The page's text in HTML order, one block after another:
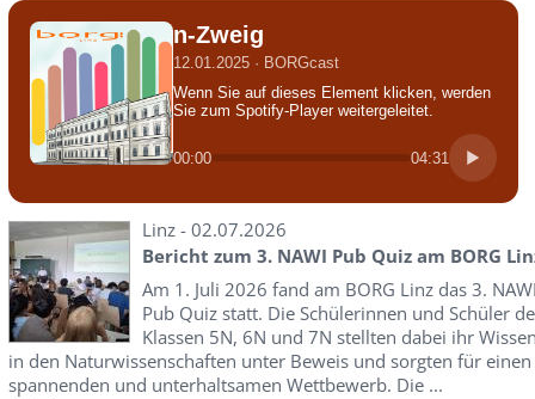
n-Zweig
12.01.2025 · BORGcast
Wenn Sie auf dieses Element klicken, werden
Sie zum Spotify-Player weitergeleitet.
00:00 04:31
Linz - 02.07.2026
Bericht zum 3. NAWI Pub Quiz am BORG
Am 1. Juli 2026 fand am BORG Linz das 3.
Pub Quiz statt. Die Schülerinnen und Schüler
Klassen 5N, 6N und 7N stellten dabei ihr
in den Naturwissenschaften unter Beweis und sorgten für einen
spannenden und unterhaltsamen Wettbewerb. Die ...